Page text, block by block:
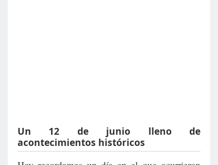
Un 12 de junio lleno de
acontecimientos históricos